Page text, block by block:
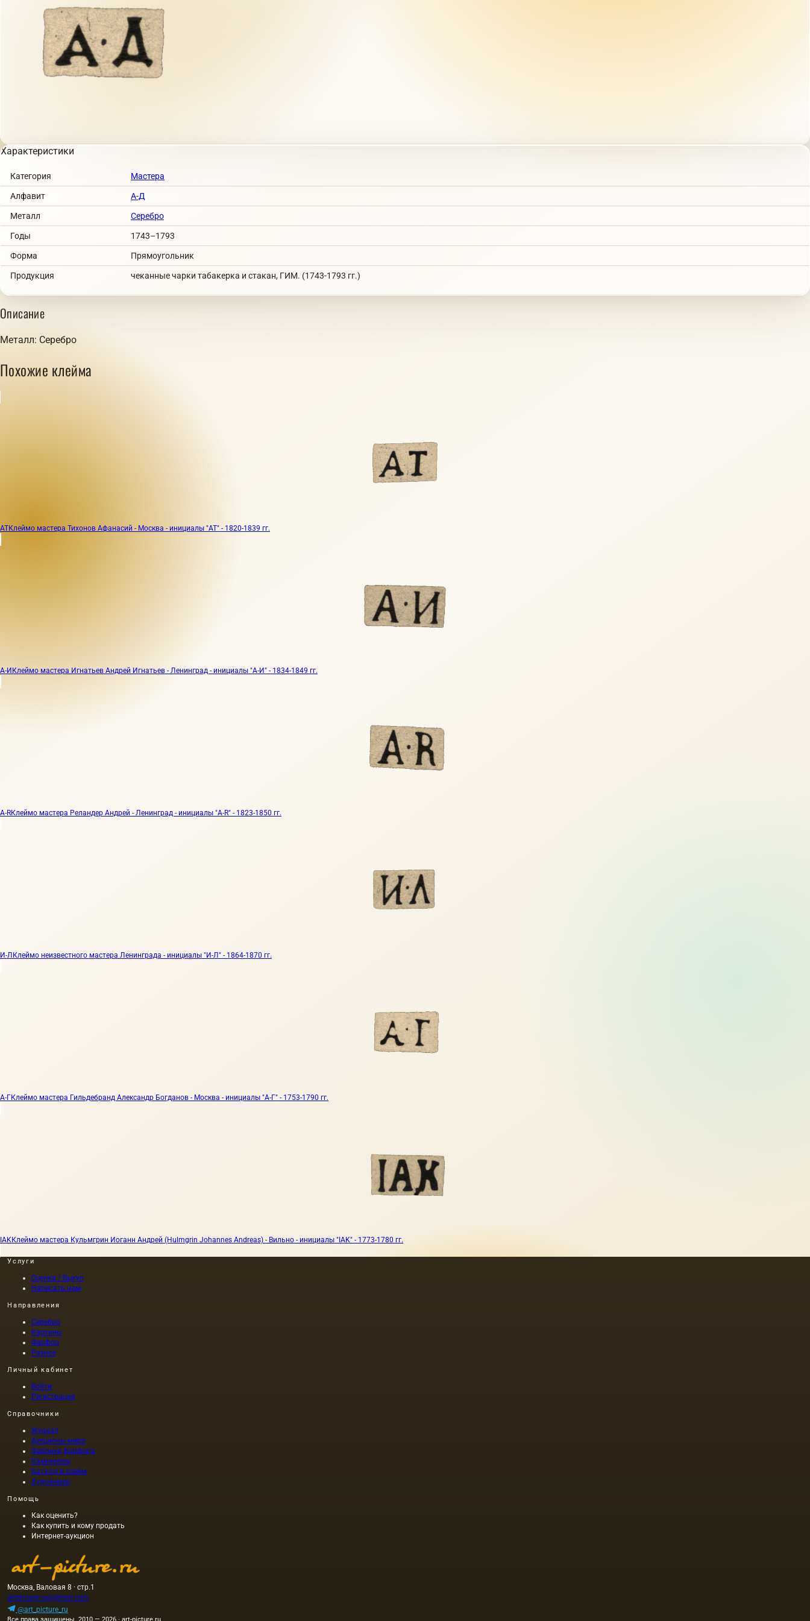
Характеристики
Категория Мастера
Алфавит А-Д
Металл Серебро
Годы 1743–1793
Форма Прямоугольник
Продукция чеканные чарки табакерка и стакан, ГИМ. (1743-1793 гг.)
Описание
Металл: Серебро
Похожие клейма
АТКлеймо мастера Тихонов Афанасий - Москва - инициалы "АТ" - 1820-1839 гг.
А-ИКлеймо мастера Игнатьев Андрей Игнатьев - Ленинград - инициалы "А-И" - 1834-1849 гг.
A-RКлеймо мастера Реландер Андрей - Ленинград - инициалы "A-R" - 1823-1850 гг.
И-ЛКлеймо неизвестного мастера Ленинграда - инициалы "И-Л" - 1864-1870 гг.
А-ГКлеймо мастера Гильдебранд Александр Богданов - Москва - инициалы "А-Г" - 1753-1790 гг.
IAKКлеймо мастера Кульмгрин Иоганн Андрей (Hulmgrin Johannes Andreas) - Вильно - инициалы "IAK" - 1773-1780 гг.
Услуги
Оценка / Выкуп
Написать нам
Направления
Серебро
Картины
Фарфор
Разное
Личный кабинет
Войти
Регистрация
Справочники
Журнал
Аукционы мира
Фабрики фарфора
Камнерезы
Каталоги клейм
Художники
Помощь
Как оценить?
Как купить и кому продать
Интернет-аукцион
Москва, Валовая 8 · стр.1
artpicture.ru@gmail.com
@art_picture_ru
Все права защищены. 2010 — 2026 · art-picture.ru